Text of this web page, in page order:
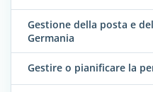
Gestione della posta e
Germania
Gestire o pianificare la